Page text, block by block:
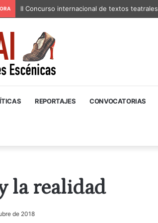
II Concurso internacional de textos teatrales
REPORTAJES CONVOCATORIAS
la realidad
de 2018